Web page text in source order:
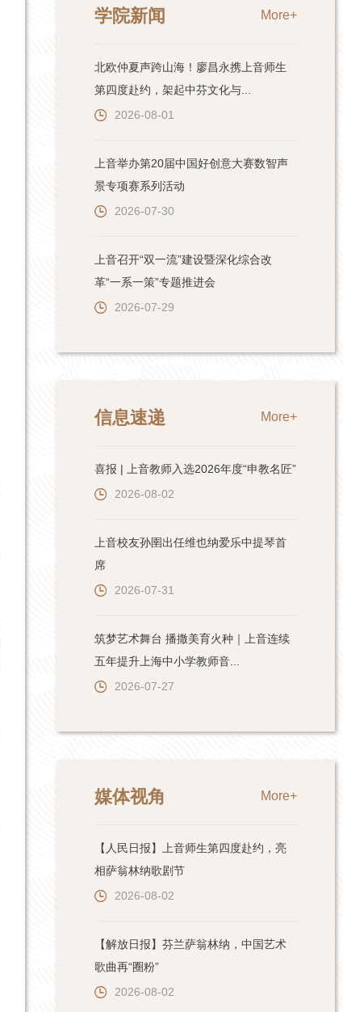
学院新闻 More+
北欧仲夏声跨山海！廖昌永携上音师生
第四度赴约，架起中芬文化与...
2026-08-01
上音举办第20届中国好创意大赛数智声
景专项赛系列活动
2026-07-30
上音召开“双一流”建设暨深化综合改
革“一系一策”专题推进会
2026-07-29
信息速递 More+
喜报 | 上音教师入选2026年度“申教名匠”
2026-08-02
上音校友孙圉出任维也纳爱乐中提琴首
席
2026-07-31
筑梦艺术舞台 播撒美育火种｜上音连续
五年提升上海中小学教师音...
2026-07-27
媒体视角 More+
【人民日报】上音师生第四度赴约，亮
相萨翁林纳歌剧节
2026-08-02
【解放日报】芬兰萨翁林纳，中国艺术
歌曲再“圈粉”
2026-08-02